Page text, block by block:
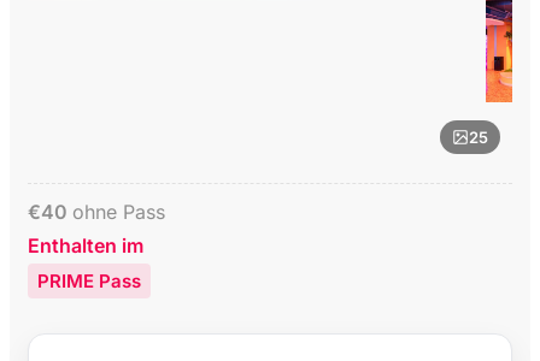
25
€40 ohne Pass
Enthalten im
PRIME Pass